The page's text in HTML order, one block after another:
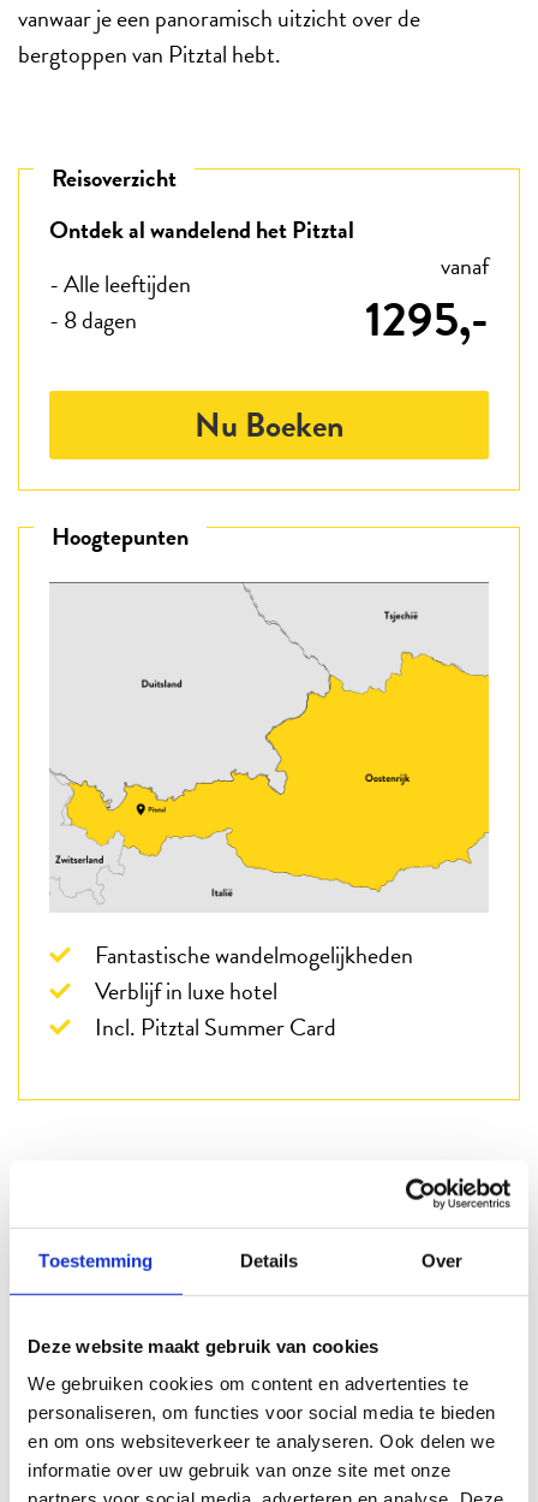
Toestemming Details Over
Deze website maakt gebruik van cookies
We gebruiken cookies om content en advertenties te
personaliseren, om functies voor social media te bieden
en om ons websiteverkeer te analyseren. Ook delen we
informatie over uw gebruik van onze site met onze
vanwaar je een panoramisch uitzicht over de
bergtoppen van Pitztal hebt.
Reisoverzicht
Ontdek al wandelend het Pitztal
- Alle leeftijden
- 8 dagen
vanaf
1295,-
Nu Boeken
Hoogtepunten
Fantastische wandelmogelijkheden
Verblijf in luxe hotel
Incl. Pitztal Summer Card
Telefonisch
088 3100 500
Email
Info@beter-uit.nl
Zo bent u echt Beter Uit